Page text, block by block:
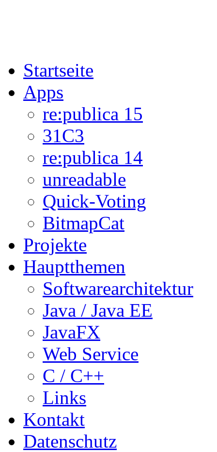
Startseite
Apps
re:publica 15
31C3
re:publica 14
unreadable
Quick-Voting
BitmapCat
Projekte
Hauptthemen
Softwarearchitektur
Java / Java EE
JavaFX
Web Service
C / C++
Links
Kontakt
Datenschutz